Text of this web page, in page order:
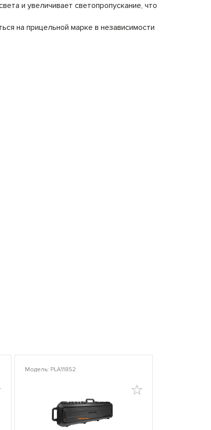
и увеличивает светопропускание, что
на прицельной марке в независимости
Модель: PLA11852